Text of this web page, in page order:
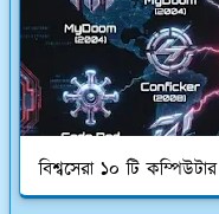
বিশ্বসেরা ১০ টি